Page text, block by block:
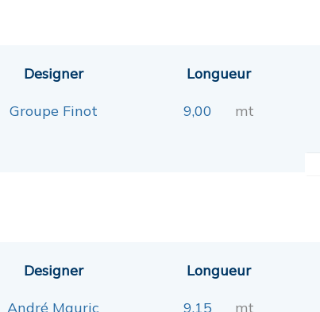
Designer
Groupe Finot
Longueur
9,00 mt
Designer
André Mauric
Longueur
9,15 mt